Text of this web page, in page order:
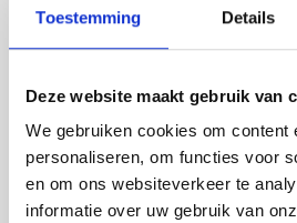
Toestemming Details
Deze website maakt gebruik van
We gebruiken cookies om content
personaliseren, om functies voor
en om ons websiteverkeer te
informatie over uw gebruik van